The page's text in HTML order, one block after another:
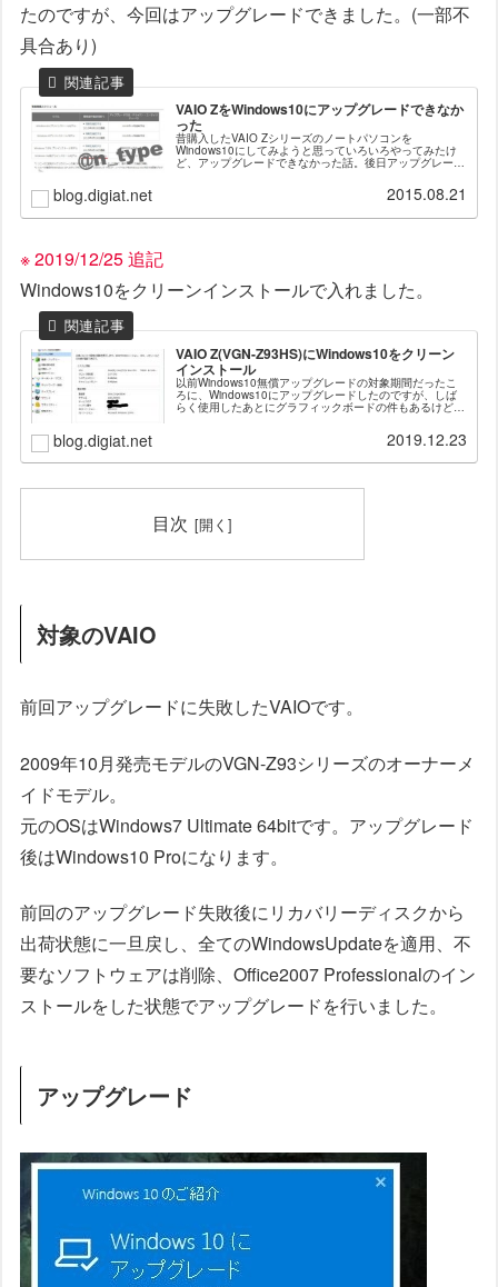
たのですが、今回はアップグレードできました。(一部不
具合あり)
VAIO ZをWindows10にアップグレードできなか
った
昔購入したVAIO Zシリーズのノートパソコンを
Windows10にしてみようと思っていろいろやってみたけ
ど、アップグレードできなかった話。後日アップグレード
blog.digiat.net 2015.08.21
※ 2019/12/25 追記
Windows10をクリーンインストールで入れました。
VAIO Z(VGN-Z93HS)にWindows10をクリーン
インストール
以前Windows10無償アップグレードの対象期間だったこ
ろに、Windows10にアップグレードしたのですが、しば
らく使用したあとにグラフィックボードの件もあるけど、
なぜかWindowsUpdateが全くできない状態になって、ま
blog.digiat.net 2019.12.23
目次
対象のVAIO
前回アップグレードに失敗したVAIOです。
2009年10月発売モデルのVGN-Z93シリーズのオーナーメ
イドモデル。
元のOSはWindows7 Ultimate 64bitです。アップグレード
後はWindows10 Proになります。
前回のアップグレード失敗後にリカバリーディスクから
出荷状態に一旦戻し、全てのWindowsUpdateを適用、不
要なソフトウェアは削除、Office2007 Professionalのイン
ストールをした状態でアップグレードを行いました。
アップグレード